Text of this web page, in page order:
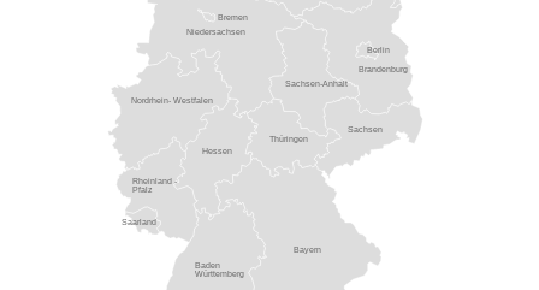
Baden
Württemberg
Bayern
Brandenburg
Hessen
Niedersachsen
Nordrhein- Westfalen
Rheinland -
Pfalz
Sachsen
Sachsen-Anhalt
Thüringen
Berlin
Bremen
Saarland